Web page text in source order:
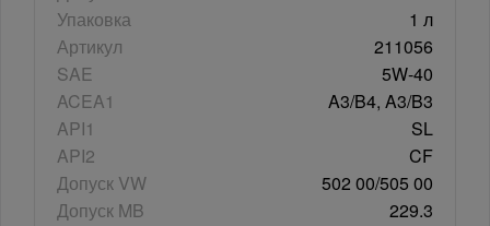
Упаковка
1 л
Артикул
211056
SAE
5W-40
ACEA1
A3/B4, A3/B3
API1
SL
API2
CF
Допуск VW
502 00/505 00
Допуск MB
229.3